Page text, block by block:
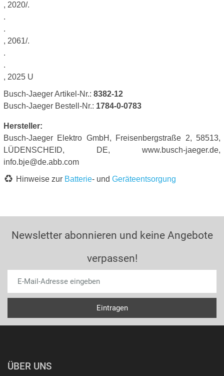
, 2020/.
.
.
, 2061/.
.
.
, 2025 U
Busch-Jaeger Artikel-Nr.: 8382-12
Busch-Jaeger Bestell-Nr.: 1784-0-0783
Hersteller:
Busch-Jaeger Elektro GmbH, Freisenbergstraße 2, 58513,
LÜDENSCHEID, DE, www.busch-jaeger.de,
info.bje@de.abb.com
Hinweise zur Batterie- und Geräteentsorgung
Newsletter abonnieren und keine Angebote
verpassen!
ÜBER UNS